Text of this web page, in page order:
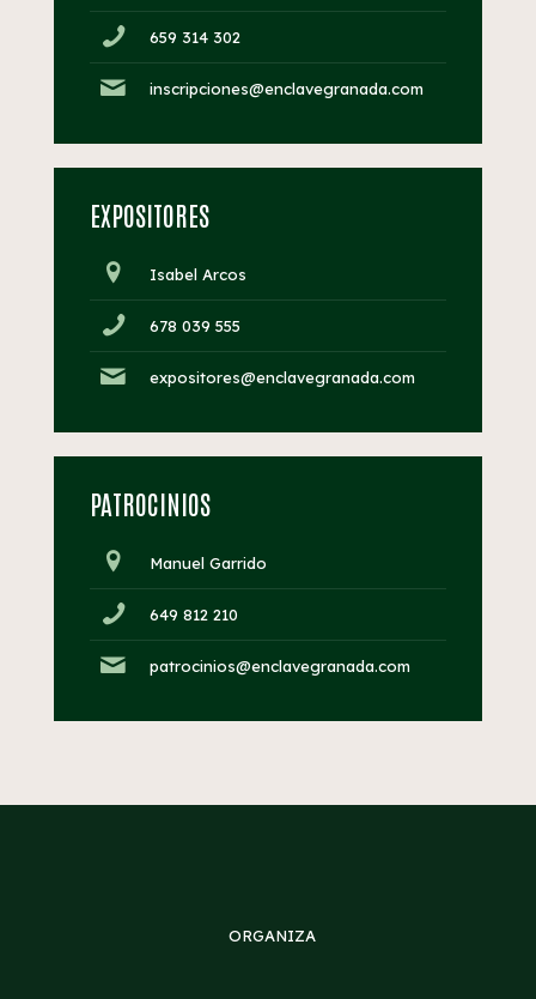
659 314 302
inscripciones@enclavegranada.com
EXPOSITORES
Isabel Arcos
678 039 555
expositores@enclavegranada.com
PATROCINIOS
Manuel Garrido
649 812 210
patrocinios@enclavegranada.com
ORGANIZA